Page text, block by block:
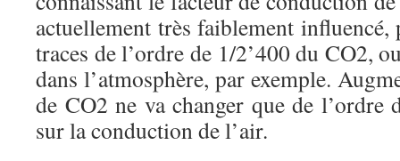
actuellement très faiblement
traces de l’ordre de 1/2’400 du CO2,
dans l’atmosphère, par exemple.
de CO2 ne va changer que de
sur la conduction de l’air.